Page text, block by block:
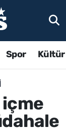
Spor
içme